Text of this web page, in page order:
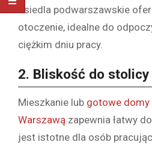
osiedla podwarszawskie
otoczenie, idealne do
ciężkim dniu pracy.
2. Bliskość do stolicy
Mieszkanie lub gotowe domy
Warszawą zapewnia łatwy
jest istotne dla osób